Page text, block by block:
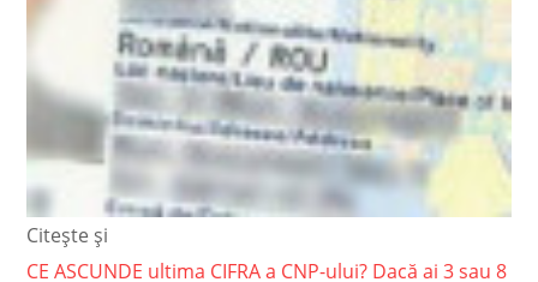
Citește și
CE ASCUNDE ultima CIFRA a CNP-ului? Dacă ai 3 sau 8